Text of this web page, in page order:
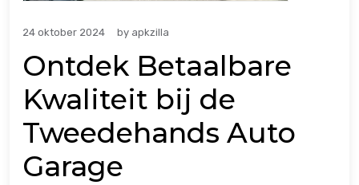
24 oktober 2024 by apkzilla
Ontdek Betaalbare
Kwaliteit bij de
Tweedehands Auto
Garage